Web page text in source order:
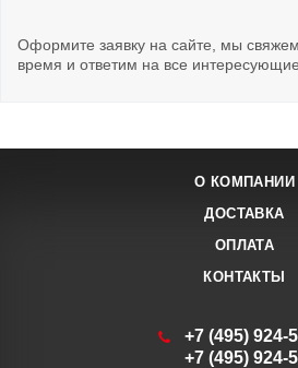
Оформите заявку на сайте, мы
время и ответим на все
О КОМПАНИИ
ДОСТАВКА
ОПЛАТА
КОНТАКТЫ
+7 (495) 924-
+7 (495) 924-